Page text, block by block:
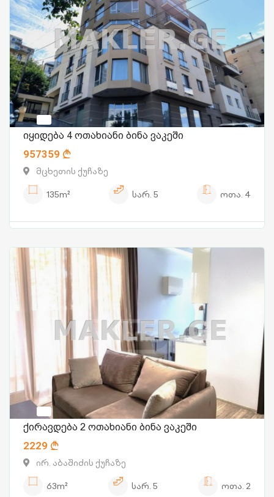
იყიდება 4 ოთახიანი ბინა ვაკეში
957359
მცხეთის ქუჩაზე
135m²
სარ. 5 ოთა. 4
ქირავდება 2 ოთახიანი ბინა ვაკეში
2229
ირ. აბაშიძის ქუჩაზე
63m²
სარ. 5 ოთა. 2